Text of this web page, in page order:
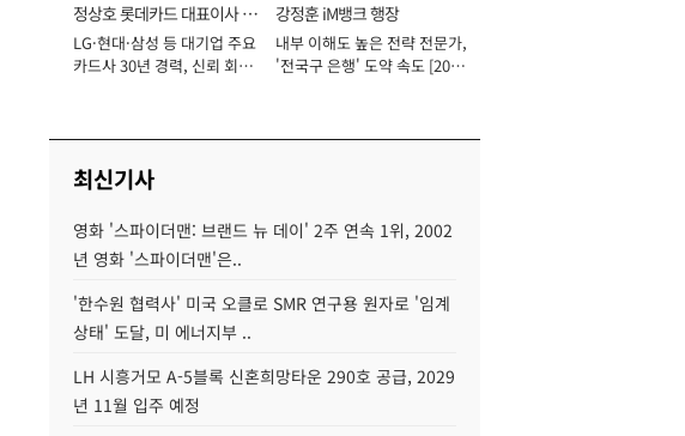
정상호 롯데카드 대표이사 사
장
LG·현대·삼성 등 대기업 주요
카드사 30년 경력, 신뢰 회복
강정훈 iM뱅크 행장
내부 이해도 높은 전략 전문가,
'전국구 은행' 도약 속도 [2026
최신기사
영화 '스파이더맨: 브랜드 뉴 데이' 2주 연속 1위, 2002
년 영화 '스파이더맨'은..
'한수원 협력사' 미국 오클로 SMR 연구용 원자로 '임계
상태' 도달, 미 에너지부 ..
LH 시흥거모 A-5블록 신혼희망타운 290호 공급, 2029
년 11월 입주 예정